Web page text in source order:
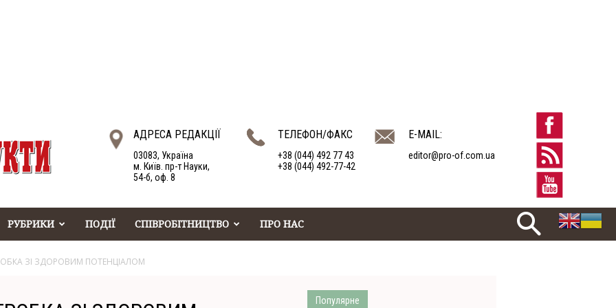
АДРЕСА РЕДАКЦІЇ
03083, Україна
м. Київ. пр-т Науки,
54-б, оф. 8
ТЕЛЕФОН/ФАКС
+38 (044) 492 77 43
+38 (044) 492-77-42
E-MAIL:
editor@pro-of.com.ua
РУБРИКИ ПОДІЇ СПІВРОБІТНИЦТВО ПРО НАС
ЗІ ЗДОРОВИМ ПОТЕНЦІАЛОМ
Популярне